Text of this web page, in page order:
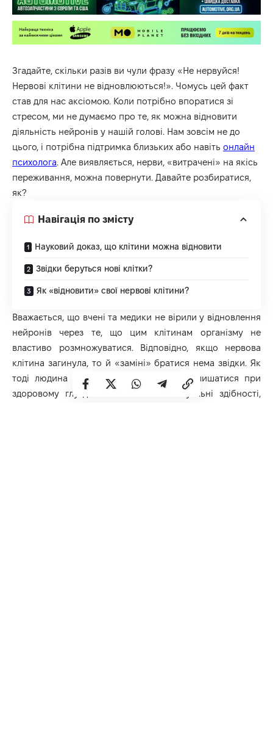
Згадайте, скільки разів ви чули фразу «Не нервуйся!
Нервові клітини не відновлюються!». Чомусь цей факт
став для нас аксіомою. Коли потрібно впоратися зі
стресом, ми не думаємо про те, як можна відновити
діяльність нейронів у нашій голові. Нам зовсім не до
цього, і потрібна підтримка близьких або навіть онлайн
психолога. Але виявляється, нерви, «витрачені» на якісь
переживання, можна повернути. Давайте розбиратися,
як?
Навігація по змісту
Науковий доказ, що клітини можна відновити
Звідки беруться нові клітки?
Як «відновити» свої нервові клітини?
Вважається, що вчені та медики не вірили у відновлення
нейронів через те, що цим клітинам організму не
властиво розмножуватися. Відповідно, якщо нервова
клітина загинула, то й «заміні» братися нема звідки. Як
тоді людина може до старості років залишатися при
здоровому глузді і виявляти інтелектуальні здібності,